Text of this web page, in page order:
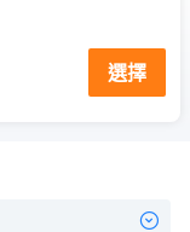
選擇